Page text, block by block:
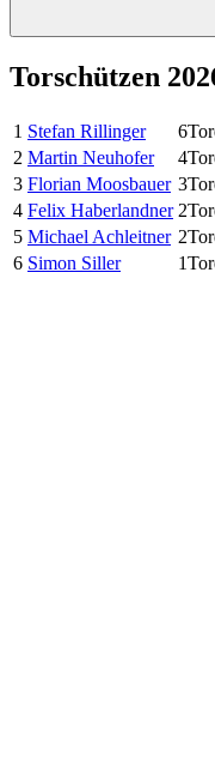
Torschützen
1 Stefan Rillinger 6
2 Martin Neuhofer 4
3 Florian Moosbauer 3
4 Felix Haberlandner 2
5 Michael Achleitner 2
6 Simon Siller 1